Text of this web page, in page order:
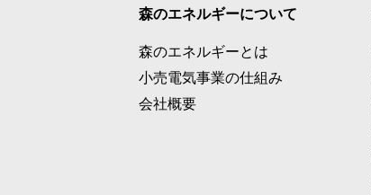
森のエネルギーについて
森のエネルギーとは
小売電気事業の仕組み
会社概要